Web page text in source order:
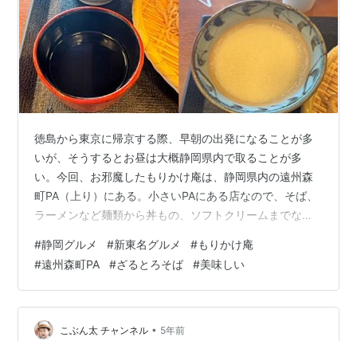
徳島から東京に帰京する際、早朝の出発になることが多
いが、そうするとお昼は大概静岡県内で取ることが多
い。今回、お邪魔したもりかけ庵は、静岡県内の遠州森
町PA（上り）にある。小さいPAにある店なので、そば、
ラーメンなど麺類から丼もの、ソフトクリームまでなん
食券を購入する際、メニューをみながら散々まよった。
どれでもいいのだが、なぜか迷う。そして、この日はシ
ンプルにざるそばにとろろがついた、ざるとろそばにし
た。しばらくして出てきたのが、こちら。 今日のお昼
は、ざるとろそば＠遠州森町PA 蕎麦は、よくある茹で上
#静岡グルメ #新東名グルメ #もりかけ庵
#遠州森町PA #ざるとろそば #美味しい
こぶん太 チャンネル • 5年前